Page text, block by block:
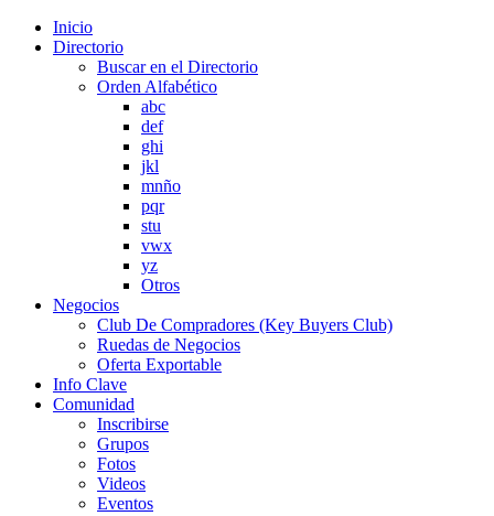
Inicio
Directorio
Buscar en el Directorio
Orden Alfabético
abc
def
ghi
jkl
mnño
pqr
stu
vwx
yz
Otros
Negocios
Club De Compradores (Key Buyers Club)
Ruedas de Negocios
Oferta Exportable
Info Clave
Comunidad
Inscribirse
Grupos
Fotos
Videos
Eventos